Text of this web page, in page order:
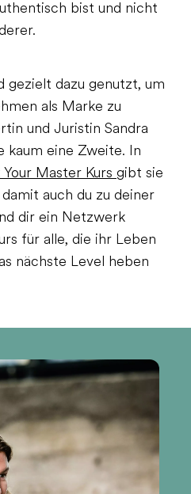
bist und nicht
gezielt dazu genutzt, um
als Marke zu
und Juristin Sandra
kaum eine Zweite. In
Your Master Kurs gibt sie
auch du zu deiner
dir ein Netzwerk
für alle, die ihr Leben
nächste Level heben